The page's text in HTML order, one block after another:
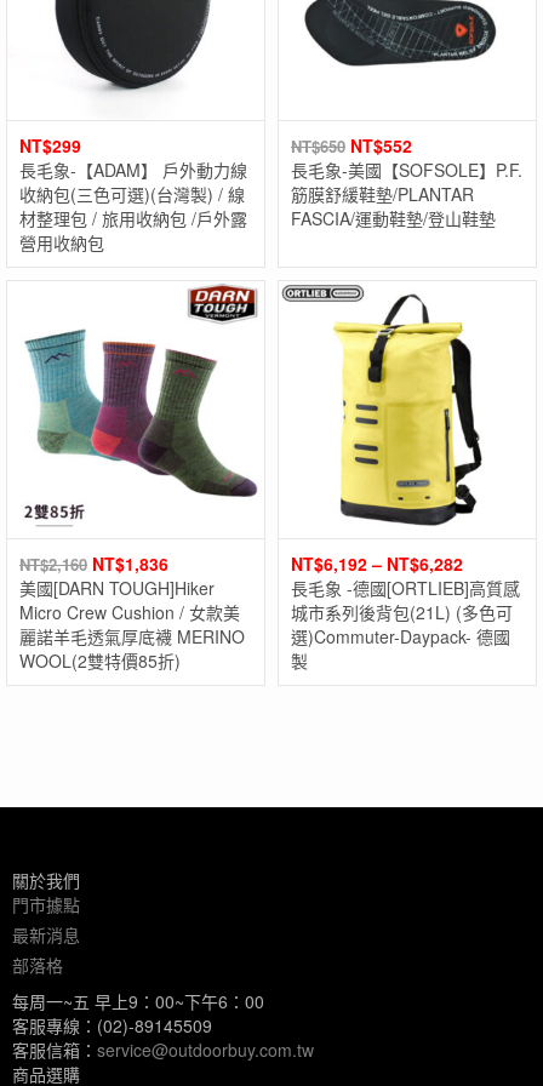
NT$299
長毛象-【ADAM】 戶外動力線
收納包(三色可選)(台灣製) / 線
材整理包 / 旅用收納包 /戶外露
營用收納包
NT$650 NT$552
長毛象-美國【SOFSOLE】P.F.
筋膜舒緩鞋墊/PLANTAR
FASCIA/運動鞋墊/登山鞋墊
NT$2,160 NT$1,836
美國[DARN TOUGH]Hiker
Micro Crew Cushion / 女款美
麗諾羊毛透氣厚底襪 MERINO
WOOL(2雙特價85折)
NT$6,192– NT$6,282
長毛象 -德國[ORTLIEB]高質感
城市系列後背包(21L) (多色可
選)Commuter-Daypack- 德國
製
關於我們
門市據點
最新消息
部落格
每周一~五 早上9：00~下午6：00
客服專線：(02)-89145509
客服信箱： service@outdoorbuy.com.tw
商品選購